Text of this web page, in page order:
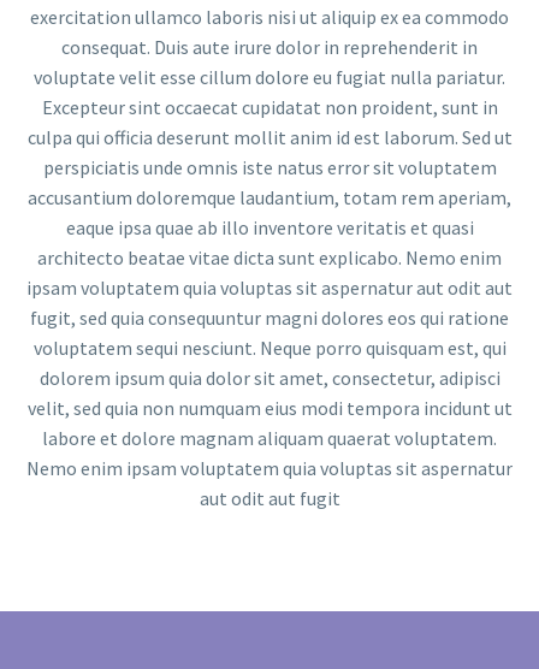
exercitation ullamco laboris nisi ut aliquip ex ea commodo
consequat. Duis aute irure dolor in reprehenderit in
voluptate velit esse cillum dolore eu fugiat nulla pariatur.
Excepteur sint occaecat cupidatat non proident, sunt in
culpa qui officia deserunt mollit anim id est laborum. Sed ut
perspiciatis unde omnis iste natus error sit voluptatem
accusantium doloremque laudantium, totam rem aperiam,
eaque ipsa quae ab illo inventore veritatis et quasi
architecto beatae vitae dicta sunt explicabo. Nemo enim
ipsam voluptatem quia voluptas sit aspernatur aut odit aut
fugit, sed quia consequuntur magni dolores eos qui ratione
voluptatem sequi nesciunt. Neque porro quisquam est, qui
dolorem ipsum quia dolor sit amet, consectetur, adipisci
velit, sed quia non numquam eius modi tempora incidunt ut
labore et dolore magnam aliquam quaerat voluptatem.
Nemo enim ipsam voluptatem quia voluptas sit aspernatur
aut odit aut fugit